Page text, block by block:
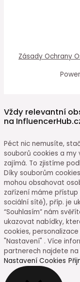
Zásady Ochrany
Vždy relevantní
na
Péct nic nemusíte,
souborů cookies a
zajímá. To zjistíme
Díky souborům
mohou obsahovat
zařízení máme
sociální sítě), příp. je
“Souhlasím” nám
ukazovat nabídky,
cookies,
"Nastavení" . Více
partnerech najdete
Nastavení Cookies